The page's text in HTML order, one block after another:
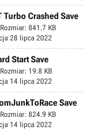
Turbo Crashed Save
Rozmiar: 841.7 KB
28 lipca 2022
Start Save
Rozmiar: 19.8 KB
14 lipca 2022
Save
Rozmiar: 824.9 KB
14 lipca 2022